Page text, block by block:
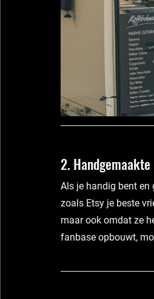
2.
Als je handig bent en
zoals Etsy je beste
maar ook omdat ze
fanbase opbouwt,